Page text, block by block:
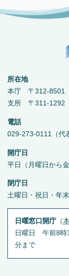
所在地
本庁 〒312-8501
支所 〒311-1292
電話
029-273-0111（代
開庁日
平日（月曜日から
閉庁日
土曜日・祝日・年
日曜窓口開庁（
日曜日 午前8時
分まで